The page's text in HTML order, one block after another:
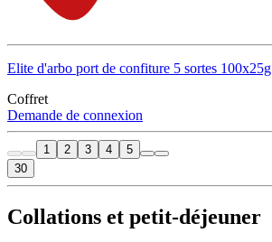
Elite d'arbo port de confiture 5 sortes 100x25g
Coffret
Demande de connexion
1 2 3 4
5
30
Collations et petit-déjeuner